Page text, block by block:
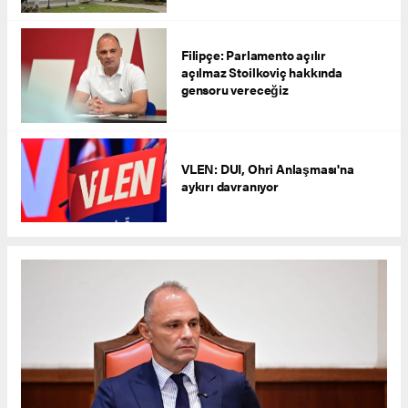
Filipçe: Parlamento açılır
açılmaz Stoilkoviç hakkında
gensoru vereceğiz
VLEN: DUI, Ohri Anlaşması'na
aykırı davranıyor